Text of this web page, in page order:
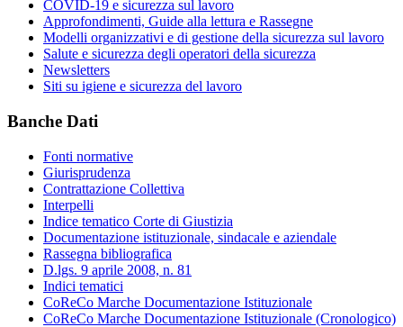
COVID-19 e sicurezza sul lavoro
Approfondimenti, Guide alla lettura e Rassegne
Modelli organizzativi e di gestione della sicurezza sul lavoro
Salute e sicurezza degli operatori della sicurezza
Newsletters
Siti su igiene e sicurezza del lavoro
Banche Dati
Fonti normative
Giurisprudenza
Contrattazione Collettiva
Interpelli
Indice tematico Corte di Giustizia
Documentazione istituzionale, sindacale e aziendale
Rassegna bibliografica
D.lgs. 9 aprile 2008, n. 81
Indici tematici
CoReCo Marche Documentazione Istituzionale
CoReCo Marche Documentazione Istituzionale (Cronologico)